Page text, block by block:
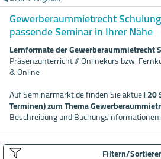
Gewerberaummietrecht
passende Seminar in Ihrer Nähe
Lernformate der Gewerberaummietrecht
Präsenzunterricht // Onlinekurs bzw.
& Online
Auf Seminarmarkt.de finden Sie aktuell20
Terminen) zum Thema
Beschreibung und Buchungsinformationen:
Filtern/